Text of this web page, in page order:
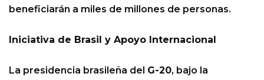
beneficiarán a miles de millones de personas.
Iniciativa de Brasil y Apoyo Internacional
La presidencia brasileña del G-20, bajo la